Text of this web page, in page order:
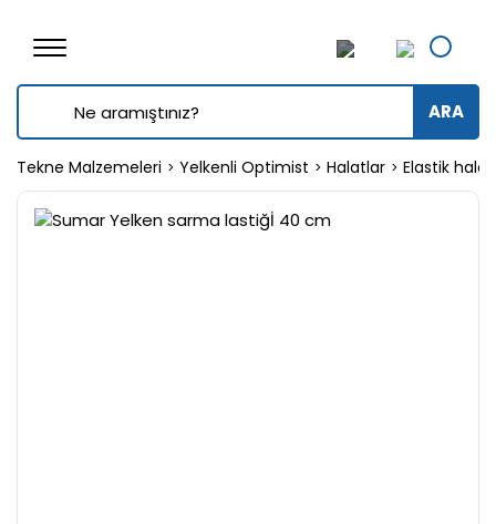
ARA
Tekne Malzemeleri Yelkenli Optimist Halatlar Elastik